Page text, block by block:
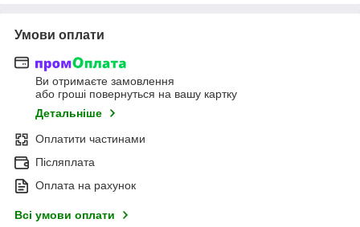
Умови оплати
Ви отримаєте замовлення
або гроші повернуться на вашу картку
Детальніше
Оплатити частинами
Післяплата
Оплата на рахунок
Всі умови оплати